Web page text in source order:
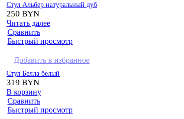
Стул Альбер натуральный дуб
250 BYN
Читать далее
Сравнить
Быстрый просмотр
Добавить в избранное
Стул Белла белый
319 BYN
В корзину
Сравнить
Быстрый просмотр